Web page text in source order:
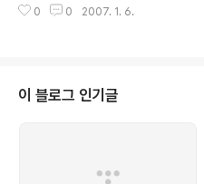
0 0 2007. 1. 6.
이 블로그 인기글